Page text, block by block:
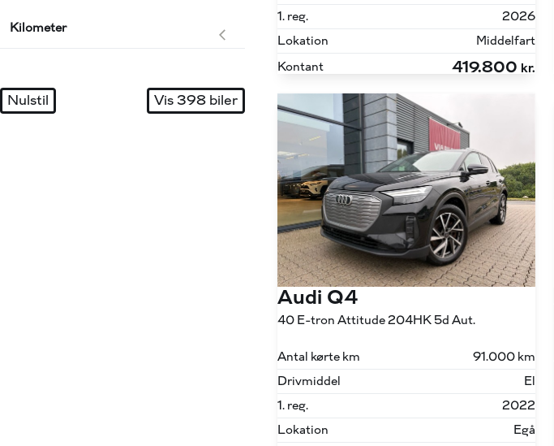
Kilometer
Nulstil Vis 398 biler
1. reg.
2026
Lokation
Middelfart
Kontant
419.800 kr.
Audi Q4
40 E-tron Attitude 204HK 5d Aut.
Antal kørte km
91.000 km
Drivmiddel
El
1. reg.
2022
Lokation
Egå